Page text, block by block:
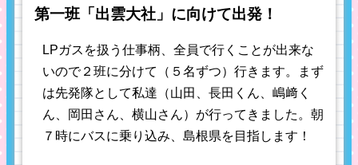
第一班「出雲大社」に向けて出発！
LPガスを扱う仕事柄、全員で行くことが出来な
いので２班に分けて（５名ずつ）行きます。まず
は先発隊として私達（山田、長田くん、嶋﨑く
ん、岡田さん、横山さん）が行ってきました。朝
７時にバスに乗り込み、島根県を目指します！